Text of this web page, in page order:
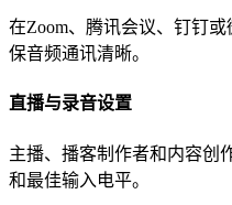
在Zoom、腾讯会议、钉钉
保音频通讯清晰。
直播与录音设置
主播、播客制作者和内容创
和最佳输入电平。